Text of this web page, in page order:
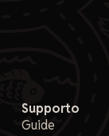
Supporto
Guide